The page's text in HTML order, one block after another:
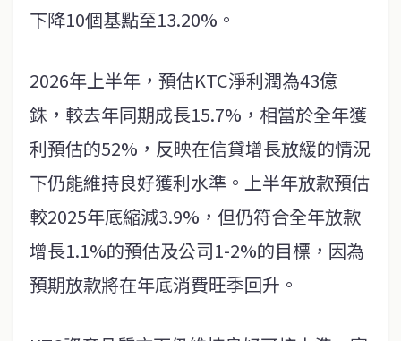
下降10個基點至13.20%。
2026年上半年，預估KTC淨利潤為43億
銖，較去年同期成長15.7%，相當於全年獲
利預估的52%，反映在信貸增長放緩的情況
下仍能維持良好獲利水準。上半年放款預估
較2025年底縮減3.9%，但仍符合全年放款
增長1.1%的預估及公司1-2%的目標，因為
預期放款將在年底消費旺季回升。